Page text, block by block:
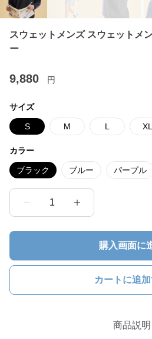
スウェットメンズ スウェットメ
ー
9,880 円
サイズ
S M L XL
カラー
ブラック ブルー パープル
1
購入画面に
カートに追
商品説明